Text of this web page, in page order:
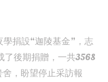
學捐設“迦陵基金”，志
了後期捐贈，一共3568
，盼望停止采訪報